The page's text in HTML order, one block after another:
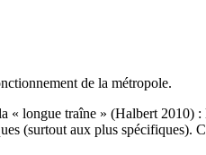
de la métropole.
« longue traîne » (Halbert 2010)
(surtout aux plus spécifiques).